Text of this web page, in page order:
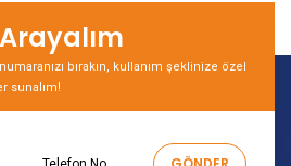
bırakın, kullanım şeklinize özel
sunalım!